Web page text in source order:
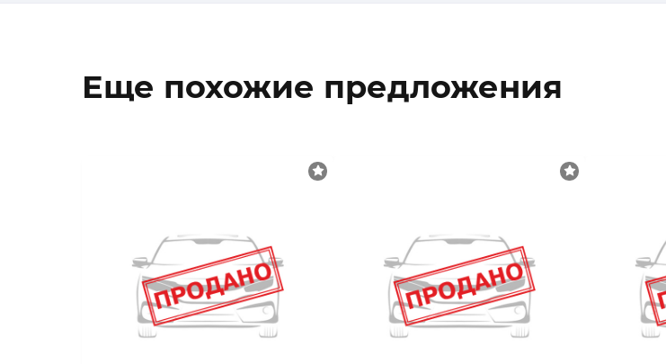
Еще похожие предложения